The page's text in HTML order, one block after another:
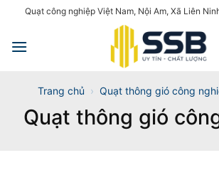
nội
Quạt công nghiệp Việt Nam, Nội Am, Xã Liên
Quạt thông gió
Trang chủ › Quạt thông gió công